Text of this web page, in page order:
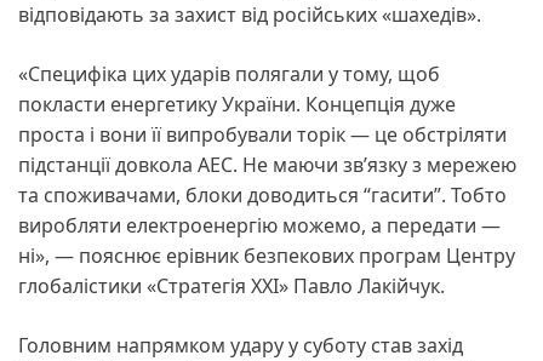
відповідають за захист від російських «шахедів».
«Специфіка цих ударів полягали у тому, щоб
покласти енергетику України. Концепція дуже
проста і вони її випробували торік — це обстріляти
підстанції довкола АЕС. Не маючи зв’язку з мережею
та споживачами, блоки доводиться “гасити”. Тобто
виробляти електроенергію можемо, а передати —
ні», — пояснює ерівник безпекових програм Центру
глобалістики «Стратегія XXI» Павло Лакійчук.
Головним напрямком удару у суботу став захід